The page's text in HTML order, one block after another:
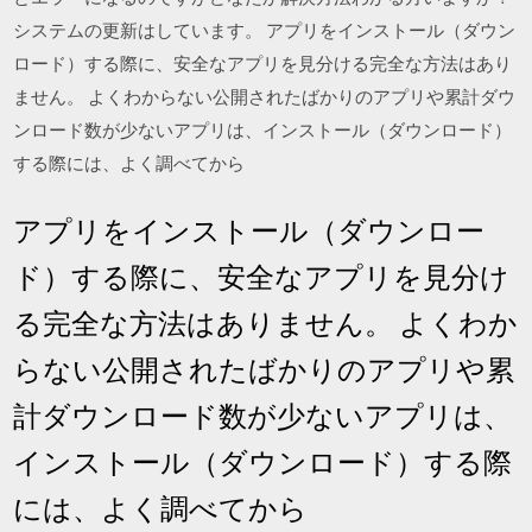
システムの更新はしています。 アプリをインストール（ダウン
ロード）する際に、安全なアプリを見分ける完全な方法はあり
ません。 よくわからない公開されたばかりのアプリや累計ダウ
ンロード数が少ないアプリは、インストール（ダウンロード）
する際には、よく調べてから
アプリをインストール（ダウンロー
ド）する際に、安全なアプリを見分け
る完全な方法はありません。 よくわか
らない公開されたばかりのアプリや累
計ダウンロード数が少ないアプリは、
インストール（ダウンロード）する際
には、よく調べてから